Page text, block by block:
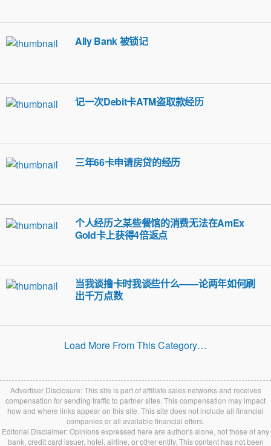
Ally Bank 被锁记
记一次Debit卡ATM盗取款经历
三年66卡申请房贷的经历
个人经历之某些餐馆的消费无法在AmEx
Gold卡上获得4倍返点
当我谈撸卡时我谈些什么——论两年如何刷
出千万点数
Load More From This Category…
Advertiser Disclosure: This site is part of affiliate sales networks and receives
compensation for sending traffic to partner sites. This compensation may impact
how and where links appear on this site. This site does not include all financial
companies or all available financial offers.
Editorial Disclaimer: Opinions expressed here are author's alone, not those of any
bank, credit card issuer, hotel, airline, or other entity. This content has not been